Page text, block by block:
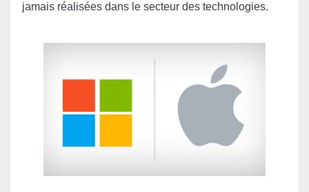
jamais réalisées dans le secteur des technologies.